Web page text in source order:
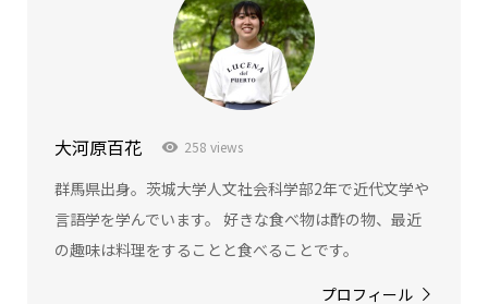
大河原百花 258 views
群馬県出身。茨城大学人文社会科学部2年で近代文学や
言語学を学んでいます。 好きな食べ物は酢の物、最近
の趣味は料理をすることと食べることです。
プロフィール